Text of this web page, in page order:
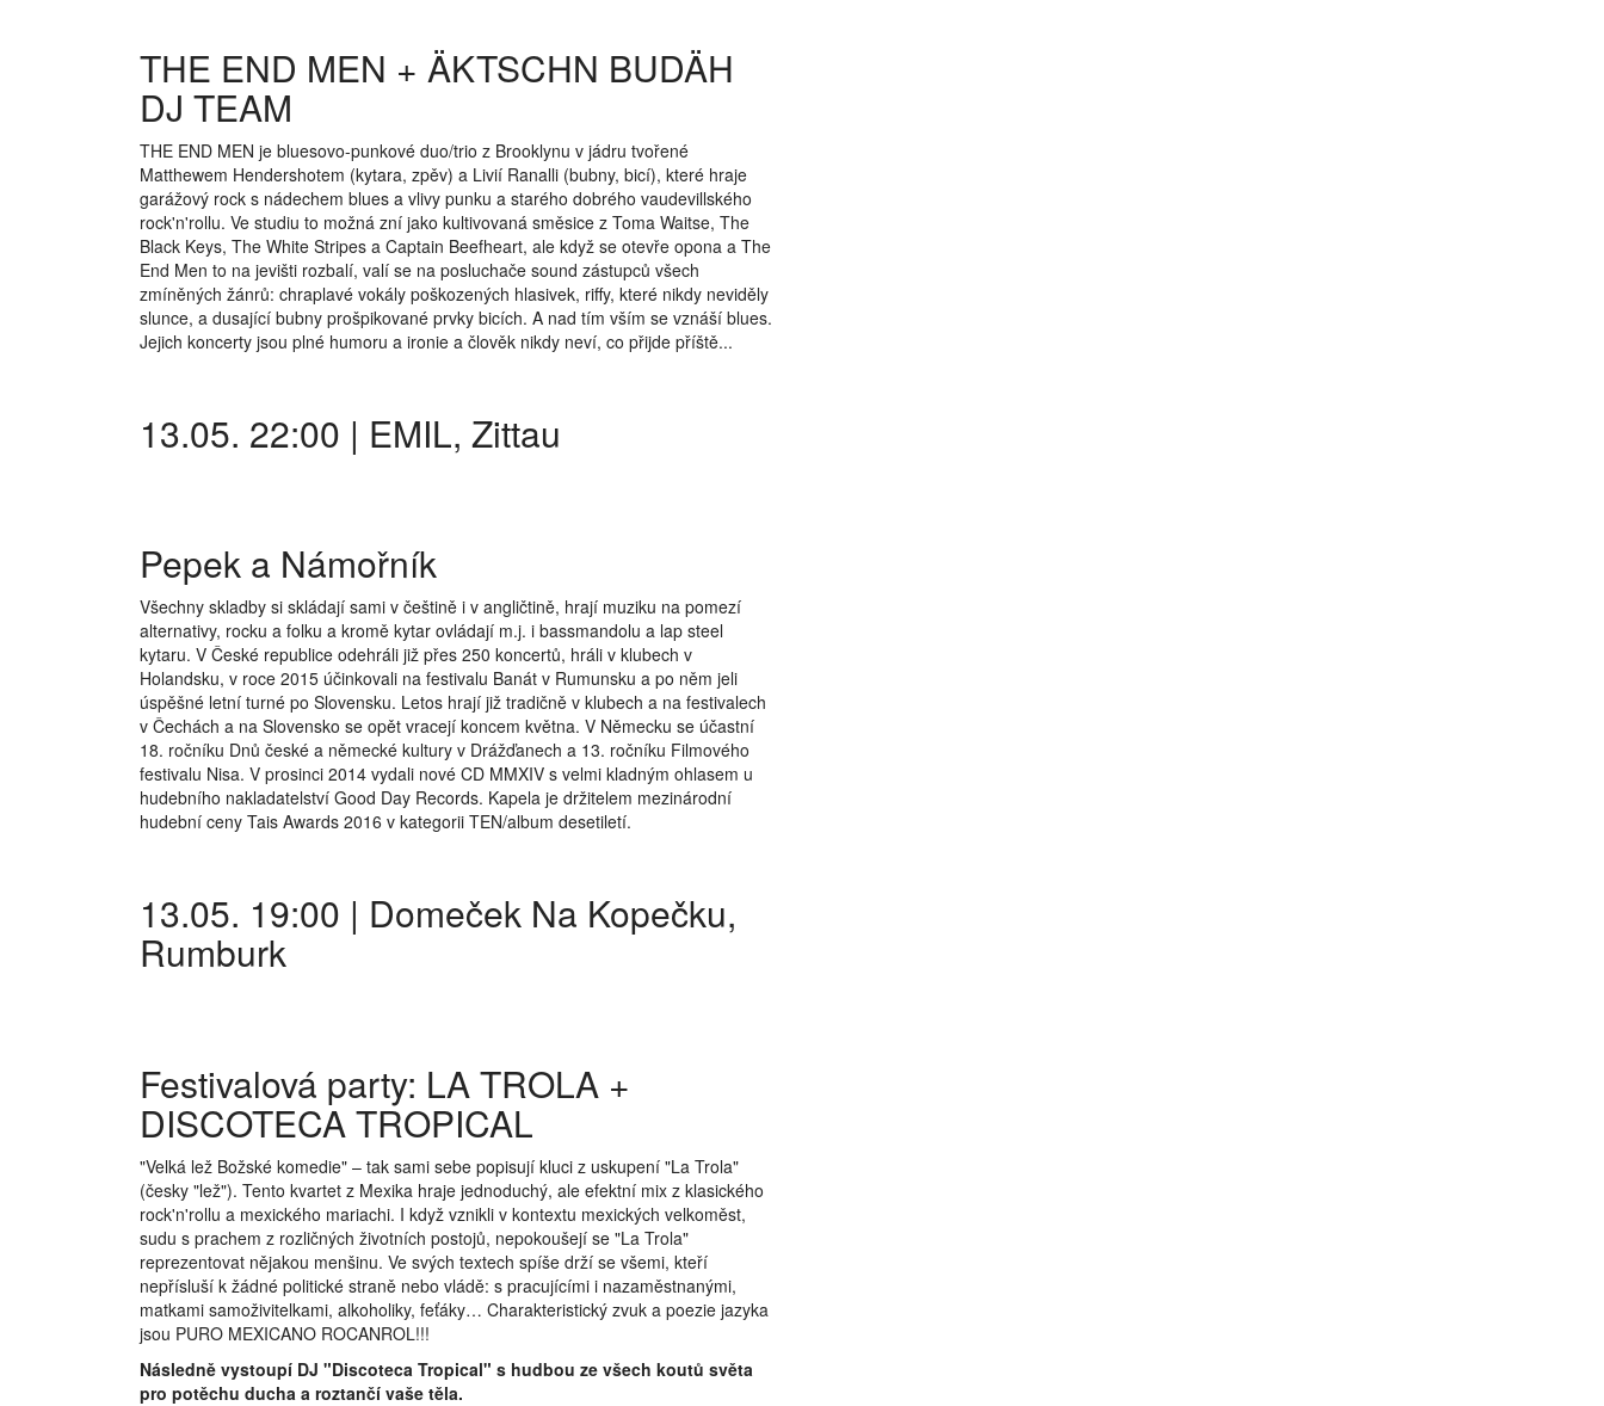
THE END MEN + ÄKTSCHN BUDÄH
DJ TEAM
THE END MEN je bluesovo-punkové duo/trio z Brooklynu v jádru tvořené
Matthewem Hendershotem (kytara, zpěv) a Livií Ranalli (bubny, bicí), které hraje
garážový rock s nádechem blues a vlivy punku a starého dobrého vaudevillského
rock'n'rollu. Ve studiu to možná zní jako kultivovaná směsice z Toma Waitse, The
Black Keys, The White Stripes a Captain Beefheart, ale když se otevře opona a The
End Men to na jevišti rozbalí, valí se na posluchače sound zástupců všech
zmíněných žánrů: chraplavé vokály poškozených hlasivek, riffy, které nikdy neviděly
slunce, a dusající bubny prošpikované prvky bicích. A nad tím vším se vznáší blues.
Jejich koncerty jsou plné humoru a ironie a člověk nikdy neví, co přijde příště...
13.05. 22:00 | EMIL, Zittau
Pepek a Námořník
Všechny skladby si skládají sami v češtině i v angličtině, hrají muziku na pomezí
alternativy, rocku a folku a kromě kytar ovládají m.j. i bassmandolu a lap steel
kytaru. V České republice odehráli již přes 250 koncertů, hráli v klubech v
Holandsku, v roce 2015 účinkovali na festivalu Banát v Rumunsku a po něm jeli
úspěšné letní turné po Slovensku. Letos hrají již tradičně v klubech a na festivalech
v Čechách a na Slovensko se opět vracejí koncem května. V Německu se účastní
18. ročníku Dnů české a německé kultury v Drážďanech a 13. ročníku Filmového
festivalu Nisa. V prosinci 2014 vydali nové CD MMXIV s velmi kladným ohlasem u
hudebního nakladatelství Good Day Records. Kapela je držitelem mezinárodní
hudební ceny Tais Awards 2016 v kategorii TEN/album desetiletí.
13.05. 19:00 | Domeček Na Kopečku,
Rumburk
Festivalová party: LA TROLA +
DISCOTECA TROPICAL
"Velká lež Božské komedie" – tak sami sebe popisují kluci z uskupení "La Trola"
(česky "lež"). Tento kvartet z Mexika hraje jednoduchý, ale efektní mix z klasického
rock'n'rollu a mexického mariachi. I když vznikli v kontextu mexických velkoměst,
sudu s prachem z rozličných životních postojů, nepokoušejí se "La Trola"
reprezentovat nějakou menšinu. Ve svých textech spíše drží se všemi, kteří
nepřísluší k žádné politické straně nebo vládě: s pracujícími i nazaměstnanými,
matkami samoživitelkami, alkoholiky, feťáky… Charakteristický zvuk a poezie jazyka
jsou PURO MEXICANO ROCANROL!!!
Následně vystoupí DJ "Discoteca Tropical" s hudbou ze všech koutů světa
pro potěchu ducha a roztančí vaše těla.